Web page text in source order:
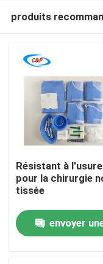
À la maison
Produits
produits
Résistant à l'usure
pour la chirurgie
tissée
envoyer